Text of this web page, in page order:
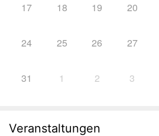
17 18 19 20
24 25 26 27
31 1 2 3
Veranstaltungen